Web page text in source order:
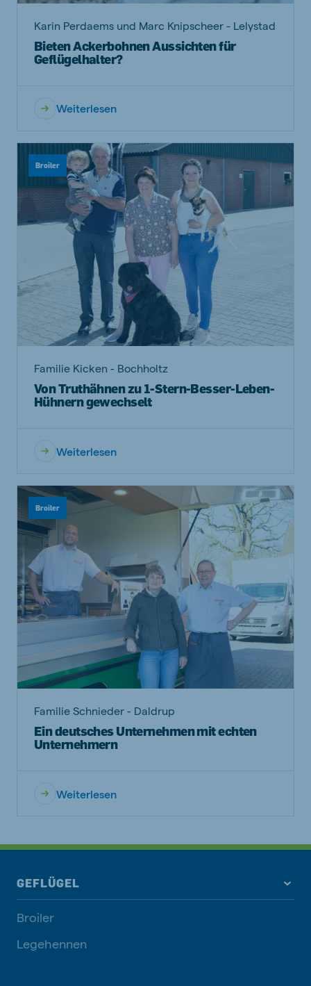
Karin Perdaems und Marc Knipscheer - Lelystad
Bieten Ackerbohnen Aussichten für
Geflügelhalter?
Weiterlesen
Broiler
Familie Kicken - Bochholtz
Von Truthähnen zu 1-Stern-Besser-Leben-
Hühnern gewechselt
Weiterlesen
Broiler
Familie Schnieder - Daldrup
Ein deutsches Unternehmen mit echten
Unternehmern
Weiterlesen
GEFLÜGEL
Broiler
Legehennen